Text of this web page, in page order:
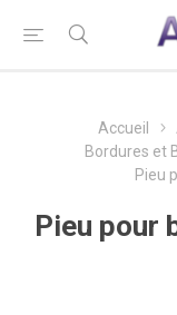
Accueil
Bordures et
Pieu
Pieu pour